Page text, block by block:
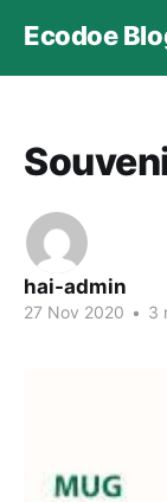
Ecodoe
hai-admin
27 Nov 2020 • 3